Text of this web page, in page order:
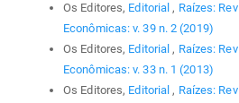
Os Editores, Editorial, Raízes:
Econômicas: v. 39 n. 2 (2019)
Os Editores, Editorial, Raízes:
Econômicas: v. 33 n. 1 (2013)
Os Editores, Editorial, Raízes: